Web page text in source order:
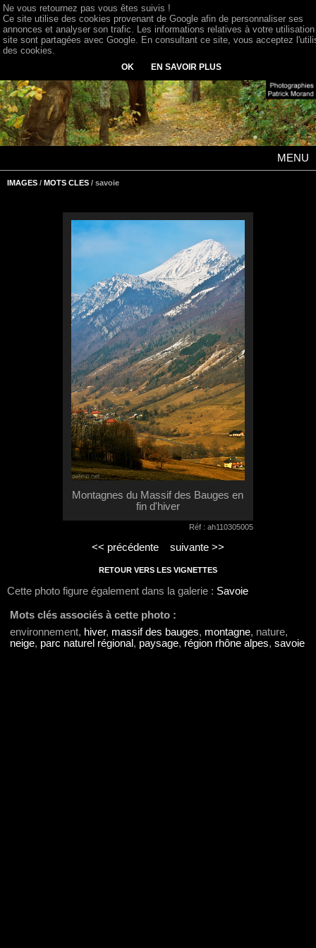
MENU
IMAGES / MOTS CLES / savoie
Montagnes du Massif des Bauges en
fin d'hiver
Réf : ah110305005
<< précédente suivante >>
RETOUR VERS LES VIGNETTES
Cette photo figure également dans la galerie : Savoie
Mots clés associés à cette photo :
environnement, hiver, massif des bauges, montagne, nature,
neige, parc naturel régional, paysage, région rhône alpes, savoie
Ne vous retournez pas vous êtes suivis !
Ce site utilise des cookies provenant de Google afin de personnaliser ses
annonces et analyser son trafic. Les informations relatives à votre
site sont partagées avec Google. En consultant ce site, vous acceptez
des cookies.
OK EN SAVOIR PLUS